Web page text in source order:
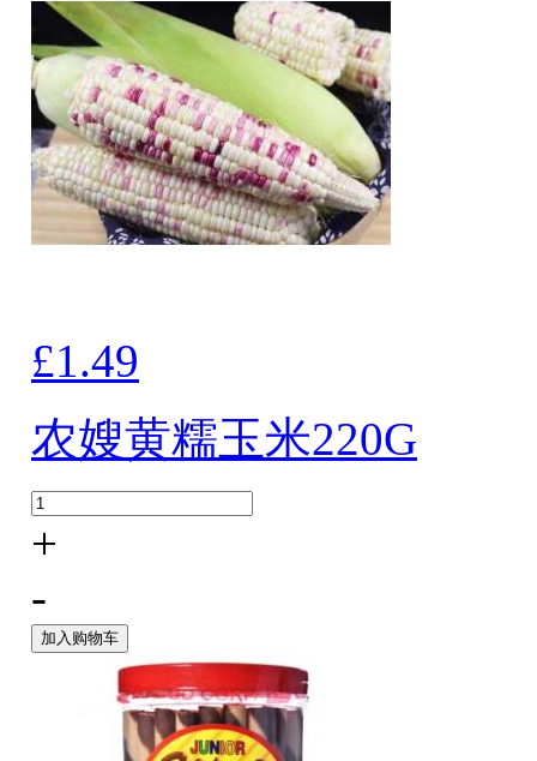
£1.49
农嫂黄糯玉米220G
+
-
加入购物车